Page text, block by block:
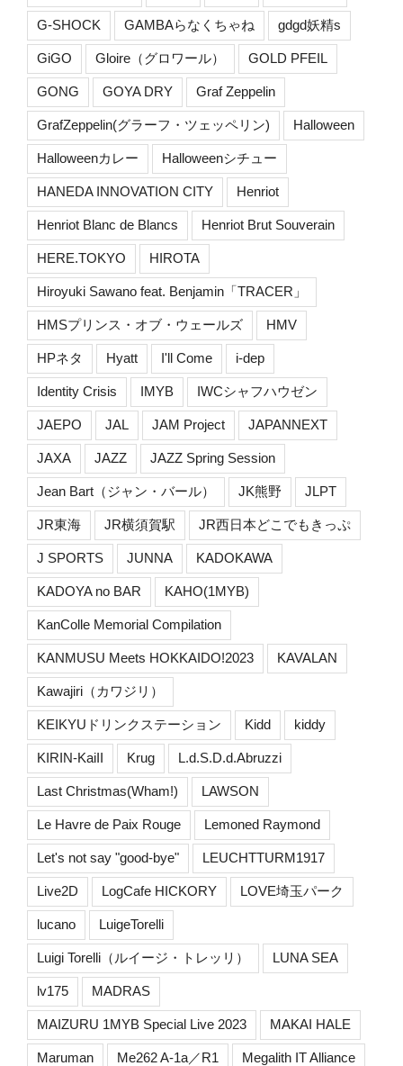
G-SHOCK GAMBAらなくちゃね gdgd妖精s
GiGO Gloire（グロワール） GOLD PFEIL
GONG GOYA DRY Graf Zeppelin
GrafZeppelin(グラーフ・ツェッペリン) Halloween
Halloweenカレー Halloweenシチュー
HANEDA INNOVATION CITY Henriot
Henriot Blanc de Blancs Henriot Brut Souverain
HERE.TOKYO HIROTA
Hiroyuki Sawano feat. Benjamin「TRACER」
HMSプリンス・オブ・ウェールズ HMV
HPネタ Hyatt I'll Come i-dep
Identity Crisis IMYB IWCシャフハウゼン
JAEPO JAL JAM Project JAPANNEXT
JAXA JAZZ JAZZ Spring Session
Jean Bart（ジャン・バール） JK熊野 JLPT
JR東海 JR横須賀駅 JR西日本どこでもきっぷ
J SPORTS JUNNA KADOKAWA
KADOYA no BAR KAHO(1MYB)
KanColle Memorial Compilation
KANMUSU Meets HOKKAIDO!2023 KAVALAN
Kawajiri（カワジリ）
KEIKYUドリンクステーション Kidd kiddy
KIRIN-KaiII Krug L.d.S.D.d.Abruzzi
Last Christmas(Wham!) LAWSON
Le Havre de Paix Rouge Lemoned Raymond
Let's not say "good-bye" LEUCHTTURM1917
Live2D LogCafe HICKORY LOVE埼玉パーク
lucano LuigeTorelli
Luigi Torelli（ルイージ・トレッリ） LUNA SEA
lv175 MADRAS
MAIZURU 1MYB Special Live 2023 MAKAI HALE
Maruman Me262 A-1a／R1 Megalith IT Alliance